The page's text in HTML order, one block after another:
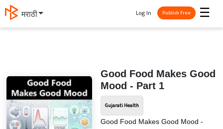
मराठी ☰
Log In Publish Free
Good Food Makes Good
Mood - Part 1
Gujarati Health
Good Food Makes Good Mood -